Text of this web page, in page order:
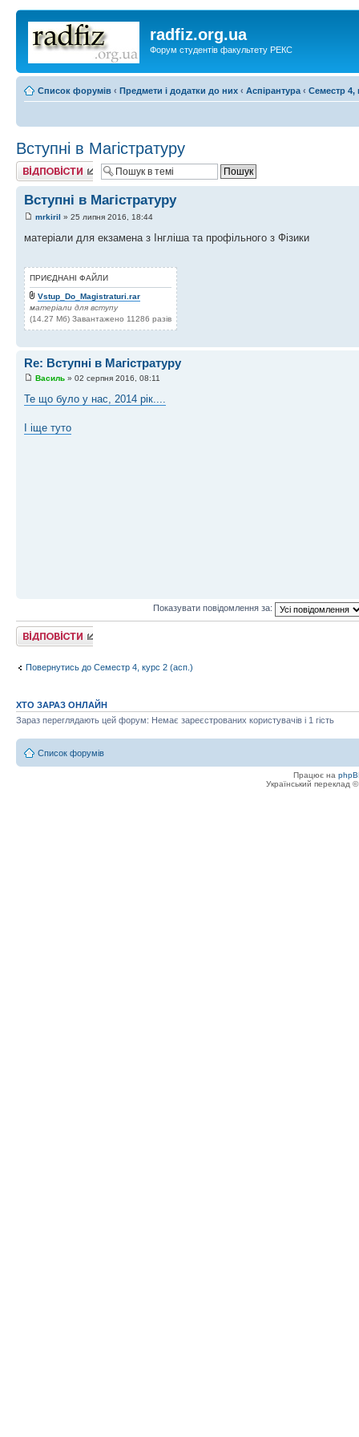
radfiz.org.ua
Форум студентів факультету РЕКС
Список форумів ‹ Предмети і додатки до них ‹ Аспірантура ‹ Семестр 4,
Вступні в Магістратуру
Відповісти
Вступні в Магістратуру
mrkiril » 25 липня 2016, 18:44
матеріали для екзамена з Інгліша та профільного з Фізики
ПРИЄДНАНІ ФАЙЛИ
Vstup_Do_Magistraturi.rar
матеріали для вступу
(14.27 Мб) Завантажено 11286 разів
Re: Вступні в Магістратуру
Василь » 02 серпня 2016, 08:11
Те що було у нас, 2014 рік....
І іще туто
Показувати повідомлення за:
Відповісти
Повернутись до Семестр 4, курс 2 (асп.)
ХТО ЗАРАЗ ОНЛАЙН
Зараз переглядають цей форум: Немає зареєстрованих користувачів і 1 гість
Список форумів
Працює на
Український переклад